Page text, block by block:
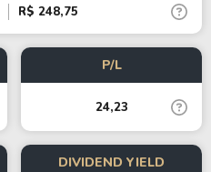
R$ 248,75
P/L
24,23
DIVIDEND YIELD